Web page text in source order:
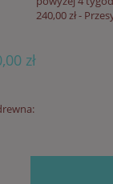
240,00 zł-
płatności
zł